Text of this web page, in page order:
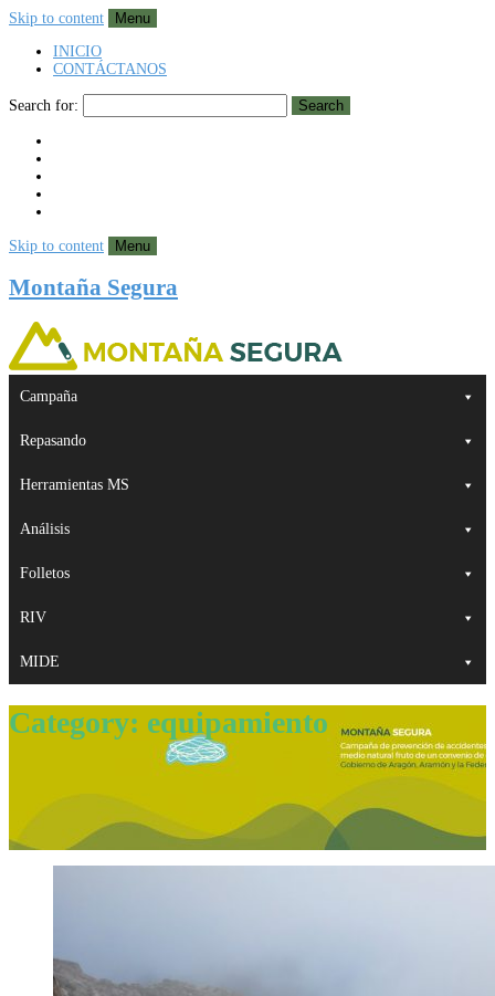
Skip to content
Menu
INICIO
CONTÁCTANOS
Search for: Search
Skip to content Menu
Montaña Segura
Campaña
Repasando
Herramientas MS
Análisis
Folletos
RIV
MIDE
Category: equipamiento